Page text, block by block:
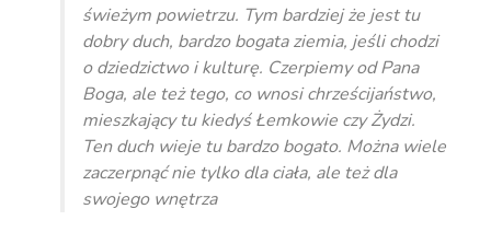
świeżym powietrzu. Tym bardziej że jest tu
dobry duch, bardzo bogata ziemia, jeśli chodzi
o dziedzictwo i kulturę. Czerpiemy od Pana
Boga, ale też tego, co wnosi chrześcijaństwo,
mieszkający tu kiedyś Łemkowie czy Żydzi.
Ten duch wieje tu bardzo bogato. Można wiele
zaczerpnąć nie tylko dla ciała, ale też dla
swojego wnętrza